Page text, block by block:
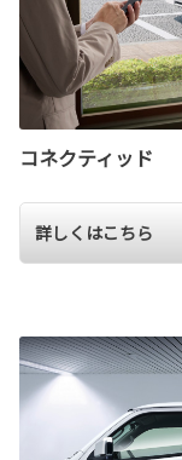
コネクティッド
詳しくはこちら